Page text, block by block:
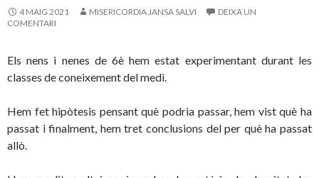
4 MAIG 2021 MISERICORDIA JANSA SALVI
DEIXA UN
COMENTARI
Els nens i nenes de 6è hem estat experimentant durant les
classes de coneixement del medi.
Hem fet hipòtesis pensant què podria passar, hem vist què ha
passat i finalment, hem tret conclusions del per què ha passat
allò.